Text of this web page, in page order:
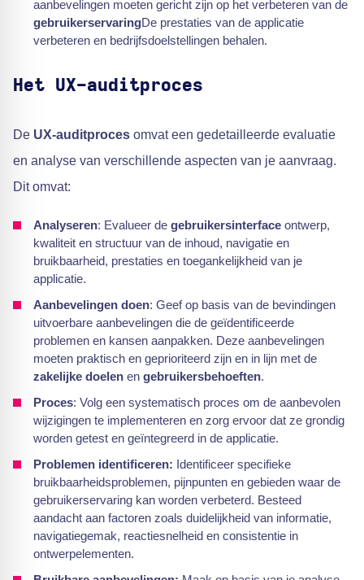
aanbevelingen moeten gericht zijn op het verbeteren van de
gebruikerservaringDe prestaties van de applicatie
verbeteren en bedrijfsdoelstellingen behalen.
Het UX-auditproces
De UX-auditproces omvat een gedetailleerde evaluatie
en analyse van verschillende aspecten van je aanvraag.
Dit omvat:
Analyseren: Evalueer de gebruikersinterface ontwerp,
kwaliteit en structuur van de inhoud, navigatie en
bruikbaarheid, prestaties en toegankelijkheid van je
applicatie.
Aanbevelingen doen: Geef op basis van de bevindingen
uitvoerbare aanbevelingen die de geïdentificeerde
problemen en kansen aanpakken. Deze aanbevelingen
moeten praktisch en geprioriteerd zijn en in lijn met de
zakelijke doelen en gebruikersbehoeften.
Proces: Volg een systematisch proces om de aanbevolen
wijzigingen te implementeren en zorg ervoor dat ze grondig
worden getest en geïntegreerd in de applicatie.
Problemen identificeren: Identificeer specifieke
bruikbaarheidsproblemen, pijnpunten en gebieden waar de
gebruikerservaring kan worden verbeterd. Besteed
aandacht aan factoren zoals duidelijkheid van informatie,
navigatiegemak, reactiesnelheid en consistentie in
ontwerpelementen.